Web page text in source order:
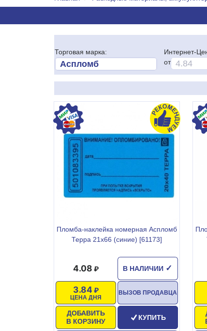
Торговая марка:
Интернет-
от
Пломба-наклейка номерная Аспломб
Терра 21х66 (синие) [61173]
В НАЛИЧИИ ✓
4.08
ЦЕНА ДНЯ
3.84
ДОБАВИТЬ
В КОРЗИНУ
ВЫЗОВ ПРОДАВЦА
КУПИТЬ